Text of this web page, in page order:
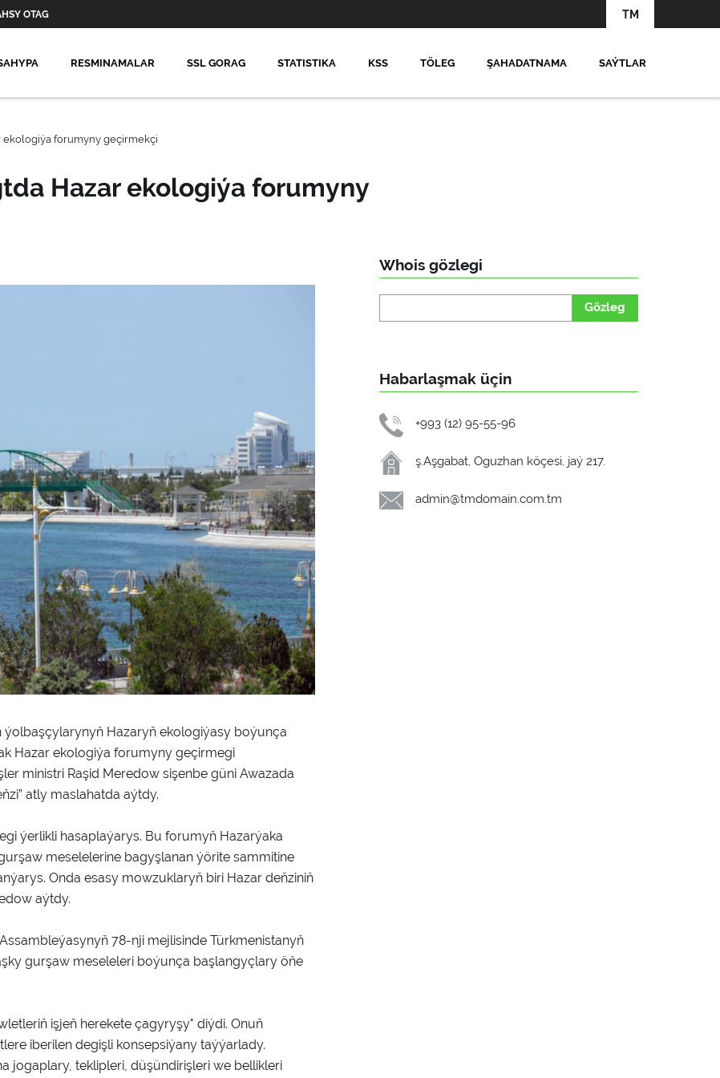
OTAG TM
RESMINAMALAR SSL GORAG STATISTIKA KSS TÖLEG ŞAHADATNAMA SAÝTLAR
ekologiýa forumyny geçirmekçi
Hazar ekologiýa forumyny
Hazaryň ekologiýasy boýunça
Hazar ekologiýa forumyny geçirmegi
ministri Raşid Meredow sişenbe güni Awazada
atly maslahatda aýtdy.
ýerlikli hasaplaýarys. Bu forumyň Hazarýaka
meselelerine bagyşlanan ýörite sammitine
Onda esasy mowzuklaryň biri Hazar deňziniň
aýtdy.
78-nji mejlisinde Türkmenistanyň
gurşaw meseleleri boýunça başlangyçlary öňe
işjeň herekete çagyryşy" diýdi. Onuň
iberilen degişli konsepsiýany taýýarlady.
jogaplary, teklipleri, düşündirişleri we bellikleri
Whois gözlegi
Gözleg
Habarlaşmak üçin
+993 (12) 95-55-96
ş.Aşgabat, Oguzhan köçesi, jaý 217.
admin@tmdomain.com.tm